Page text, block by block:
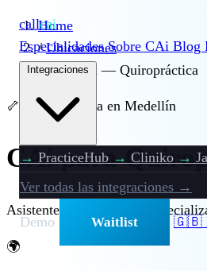
callcai
EspecialidadesSobre CAi Blog
→ PracticeHub → Cliniko →
Ver todas las integraciones →
Demo Waitlist 🇬🇧
Home
/ Ubicaciones
/ Medellín — Quiropráctica
🦴 Quiropráctica en Medellín
CAi para
Asistente de voz con IA
🌍